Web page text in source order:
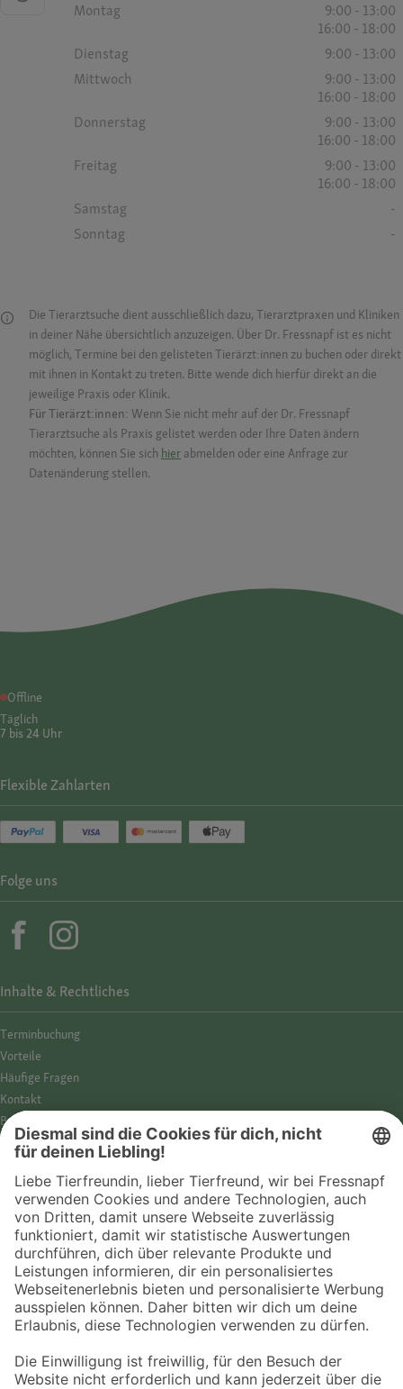
Montag
9:00 - 13:00
16:00 - 18:00
Dienstag
9:00 - 13:00
Mittwoch
9:00 - 13:00
16:00 - 18:00
Donnerstag
9:00 - 13:00
16:00 - 18:00
Freitag
9:00 - 13:00
16:00 - 18:00
Samstag
-
Sonntag
-
Die Tierarztsuche dient ausschließlich dazu, Tierarztpraxen und Kliniken
in deiner Nähe übersichtlich anzuzeigen. Über Dr. Fressnapf ist es nicht
möglich, Termine bei den gelisteten Tierärzt:innen zu buchen oder direkt
mit ihnen in Kontakt zu treten. Bitte wende dich hierfür direkt an die
jeweilige Praxis oder Klinik.
Für Tierärzt:innen: Wenn Sie nicht mehr auf der Dr. Fressnapf
Tierarztsuche als Praxis gelistet werden oder Ihre Daten ändern
möchten, können Sie sich hier abmelden oder eine Anfrage zur
Datenänderung stellen.
Offline
Täglich
7 bis 24 Uhr
Inhalte & Rechtliches
Termin­buchung
Vorteile
Häufige Fragen
Kontakt
Barrierefreiheit
Impressum
Datenschutz­hinweise
Cookies
AGB
Entdecke Fressnapf
Tierversicherung
GPS-Tracker
Fressnapf Salon
Online-Shop
Flexible Zahlarten
Folge uns